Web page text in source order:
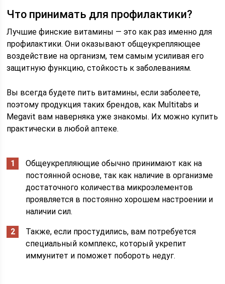
Что принимать для профилактики?
Лучшие финские витамины — это как раз именно для
профилактики. Они оказывают общеукрепляющее
воздействие на организм, тем самым усиливая его
защитную функцию, стойкость к заболеваниям.
Вы всегда будете пить витамины, если заболеете,
поэтому продукция таких брендов, как Multitabs и
Megavit вам наверняка уже знакомы. Их можно купить
практически в любой аптеке.
Общеукрепляющие обычно принимают как на
постоянной основе, так как наличие в организме
достаточного количества микроэлементов
проявляется в постоянно хорошем настроении и
наличии сил.
Также, если простудились, вам потребуется
специальный комплекс, который укрепит
иммунитет и поможет побороть недуг.